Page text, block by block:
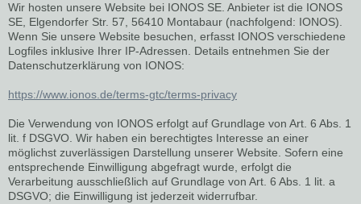
Wir hosten unsere Website bei IONOS SE. Anbieter ist die IONOS
SE, Elgendorfer Str. 57, 56410 Montabaur (nachfolgend: IONOS).
Wenn Sie unsere Website besuchen, erfasst IONOS verschiedene
Logfiles inklusive Ihrer IP-Adressen. Details entnehmen Sie der
Datenschutzerklärung von IONOS:
https://www.ionos.de/terms-gtc/terms-privacy
Die Verwendung von IONOS erfolgt auf Grundlage von Art. 6 Abs. 1
lit. f DSGVO. Wir haben ein berechtigtes Interesse an einer
möglichst zuverlässigen Darstellung unserer Website. Sofern eine
entsprechende Einwilligung abgefragt wurde, erfolgt die
Verarbeitung ausschließlich auf Grundlage von Art. 6 Abs. 1 lit. a
DSGVO; die Einwilligung ist jederzeit widerrufbar.